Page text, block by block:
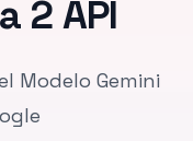
2 API
Modelo Gemini